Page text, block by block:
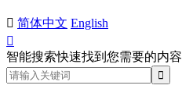
 简体中文 English

智能搜索快速找到您需要的内容